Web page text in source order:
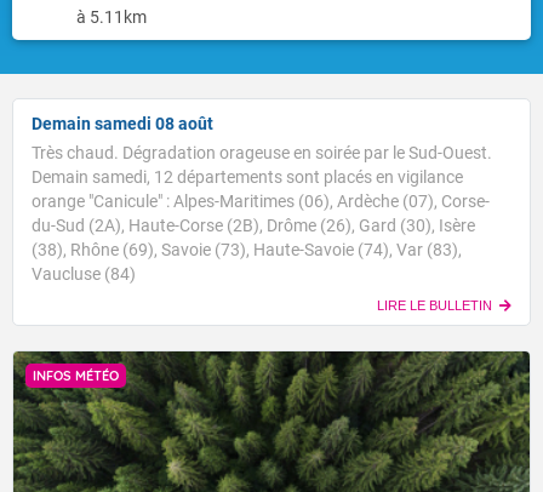
à 5.11km
Demain samedi 08 août
Très chaud. Dégradation orageuse en soirée par le Sud-Ouest.
Demain samedi, 12 départements sont placés en vigilance
orange "Canicule" : Alpes-Maritimes (06), Ardèche (07), Corse-
du-Sud (2A), Haute-Corse (2B), Drôme (26), Gard (30), Isère
(38), Rhône (69), Savoie (73), Haute-Savoie (74), Var (83),
Vaucluse (84)
LIRE LE BULLETIN
INFOS MÉTÉO